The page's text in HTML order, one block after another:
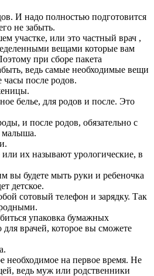
И надо полностью подготовится
не забыть.
участке, или это частный врач ,
вещами которые вам
при сборе пакета
ведь самые необходимые вещи
часы после родов.
белье, для родов и после. Это
и после родов, обязательно с
малыша.
их называют урологические, в
вы будете мыть руки и ребеночка
детское.
сотовый телефон и зарядку. Так
упаковка бумажных
врачей, которое вы сможете
необходимое на первое время. Не
ведь муж или родственники